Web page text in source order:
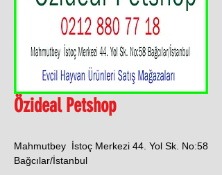
Özideal Petshop
Mahmutbey İstoç Merkezi 44. Yol Sk. No:58
Bağcılar/İstanbul